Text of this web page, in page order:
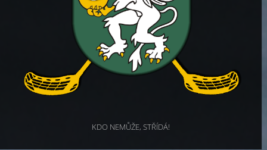
KDO NEMŮŽE, STŘÍDÁ!